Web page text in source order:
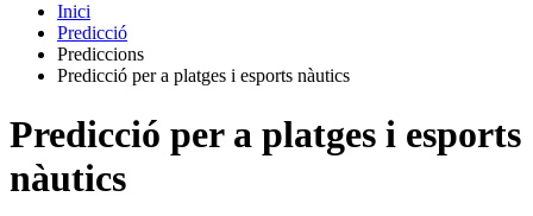
Inici
Predicció
Prediccions
Predicció per a platges i esports nàutics
Predicció per a platges i esports
nàutics